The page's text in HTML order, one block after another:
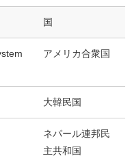
国
アメリカ合衆国
大韓民国
ネパール連邦民
主共和国